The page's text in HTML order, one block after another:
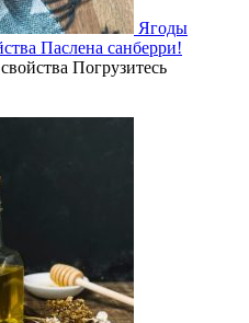
Ягоды
Паслена санберри!
Погрузитесь